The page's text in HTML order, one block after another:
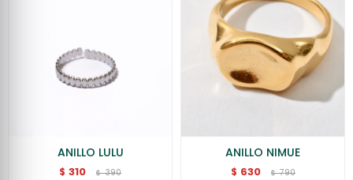
ANILLO LULU
$ 310 $ 390
ANILLO NIMUE
$ 630 $ 790